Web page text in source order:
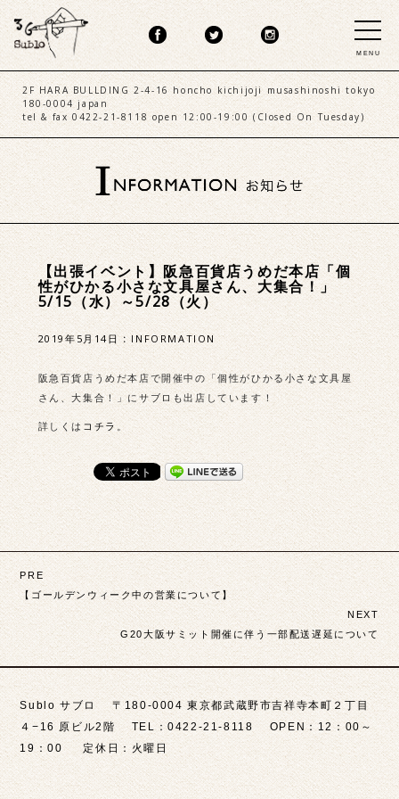
MENU
2F HARA BULLDING 2-4-16 honcho kichijoji musashinoshi tokyo
180-0004 japan
tel & fax 0422-21-8118 open 12:00-19:00 (Closed On Tuesday)
【出張イベント】阪急百貨店うめだ本店「個
性がひかる小さな文具屋さん、大集合！」
5/15（水）～5/28（火）
2019年5月14日:INFORMATION
阪急百貨店うめだ本店で開催中の「個性がひかる小さな文具屋
さん、大集合！」にサブロも出店しています！
詳しくは コチラ 。
投
稿
ナ
ビ
ゲ
ー
シ
ョ
PRE
【ゴールデンウィーク中の営業について】
NEXT
G20大阪サミット開催に伴う一部配送遅延について
Sublo サブロ 〒180-0004 東京都武蔵野市吉祥寺本町２丁目
４−16 原ビル2階 TEL：0422-21-8118 OPEN：12：00～
19：00 定休日：火曜日